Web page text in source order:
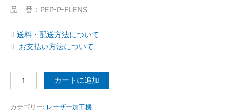
品 番：PEP-P-FLENS
送料・配送方法について
お支払い方法について
ズ
カートに追加
カテゴリー: レーザー加工機